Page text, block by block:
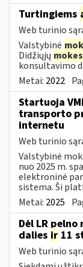
Turtingiems
Web turinio
Valstybinė
Didžiųjų
konsultavimo
Metai: 2022
Startuoja
transporto
internetu
Web turinio
Valstybinė
nuo 2025 m.
elektroninė
sistema. Ši
Metai: 2025
Dėl LR
dalies ir 11
Web turinio